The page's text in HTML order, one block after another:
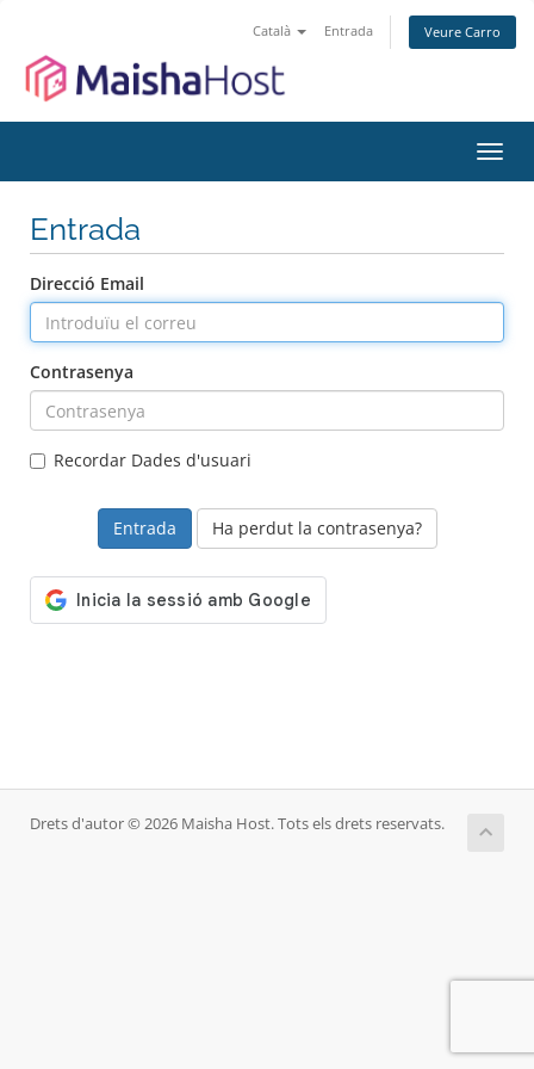
Català Entrada Veure Carro
la
Entrada
Direcció Email
Contrasenya
Recordar Dades d'usuari
Ha perdut la contrasenya?
Drets d'autor © 2026 Maisha Host. Tots els drets reservats.